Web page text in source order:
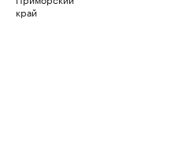
край